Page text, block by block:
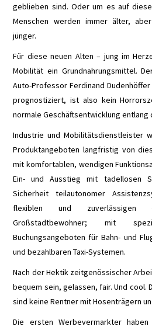
UNFALL-ASSISTENT
A BIS Z
800 VOLT
AC/DC
AKKU
AMPERE
BATTERIE
BATTERIEZELLE
BEV
geblieben sind. Oder um es auf
Menschen werden immer älter,
jünger.
Für diese neuen Alten – jung im
Mobilität ein Grundnahrungsmittel.
Auto-Professor Ferdinand
prognostiziert, ist also kein
normale Geschäftsentwicklung entlang
Industrie und Mobilitätsdienstleister
Produktangeboten langfristig von
mit komfortablen, wendigen
Ein- und Ausstieg mit tadellosen
Sicherheit teilautonomer
flexiblen und zuverlässigen
Großstadtbewohner; mit
Buchungsangeboten für Bahn- und
und bezahlbaren Taxi-Systemen.
Nach der Hektik zeitgenössischer
bequem sein, gelassen, fair. Und cool.
sind keine Rentner mit Hosenträgern
Die ersten Werbevermarkter